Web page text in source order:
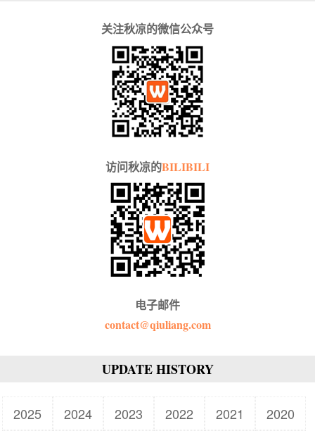
关注秋凉的微信公众号
访问秋凉的BILIBILI
电子邮件
contact@qiuliang.com
UPDATE HISTORY
2025 2024 2023 2022 2021
2020